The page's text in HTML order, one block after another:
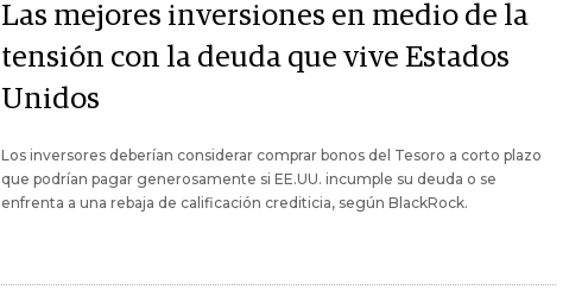
Las mejores inversiones en medio de la
tensión con la deuda que vive Estados
Unidos
Los inversores deberían considerar comprar bonos del Tesoro a corto plazo
que podrían pagar generosamente si EE.UU. incumple su deuda o se
enfrenta a una rebaja de calificación crediticia, según BlackRock.